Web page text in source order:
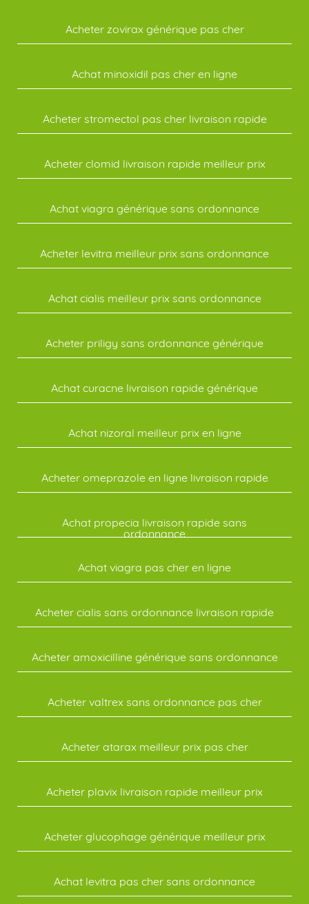
Acheter zovirax générique pas cher
Achat minoxidil pas cher en ligne
Acheter stromectol pas cher livraison rapide
Acheter clomid livraison rapide meilleur prix
Achat viagra générique sans ordonnance
Acheter levitra meilleur prix sans ordonnance
Achat cialis meilleur prix sans ordonnance
Acheter priligy sans ordonnance générique
Achat curacne livraison rapide générique
Achat nizoral meilleur prix en ligne
Acheter omeprazole en ligne livraison rapide
Achat propecia livraison rapide sans
ordonnance
Achat viagra pas cher en ligne
Acheter cialis sans ordonnance livraison rapide
Acheter amoxicilline générique sans ordonnance
Acheter valtrex sans ordonnance pas cher
Acheter atarax meilleur prix pas cher
Acheter plavix livraison rapide meilleur prix
Acheter glucophage générique meilleur prix
Achat levitra pas cher sans ordonnance